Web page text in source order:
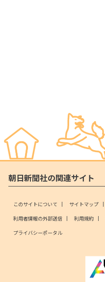
朝日新聞社の関連サイト
このサイトについて サイトマップ
利用者情報の外部送信
利用規約
プライバシーポータル